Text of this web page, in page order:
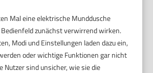
Mal eine elektrische Munddusche
zunächst verwirrend wirken.
Modi und Einstellungen laden dazu ein,
oder wichtige Funktionen gar nicht
Nutzer sind unsicher, wie sie die